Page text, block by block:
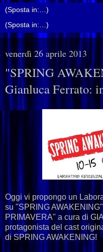
venerdì 26 aprile 2013
"SPRING
Gianluca Ferrato:
Oggi vi propongo un
su "SPRING
PRIMAVERA" a cura di
protagonista del cast
di SPRING AWAKENING!